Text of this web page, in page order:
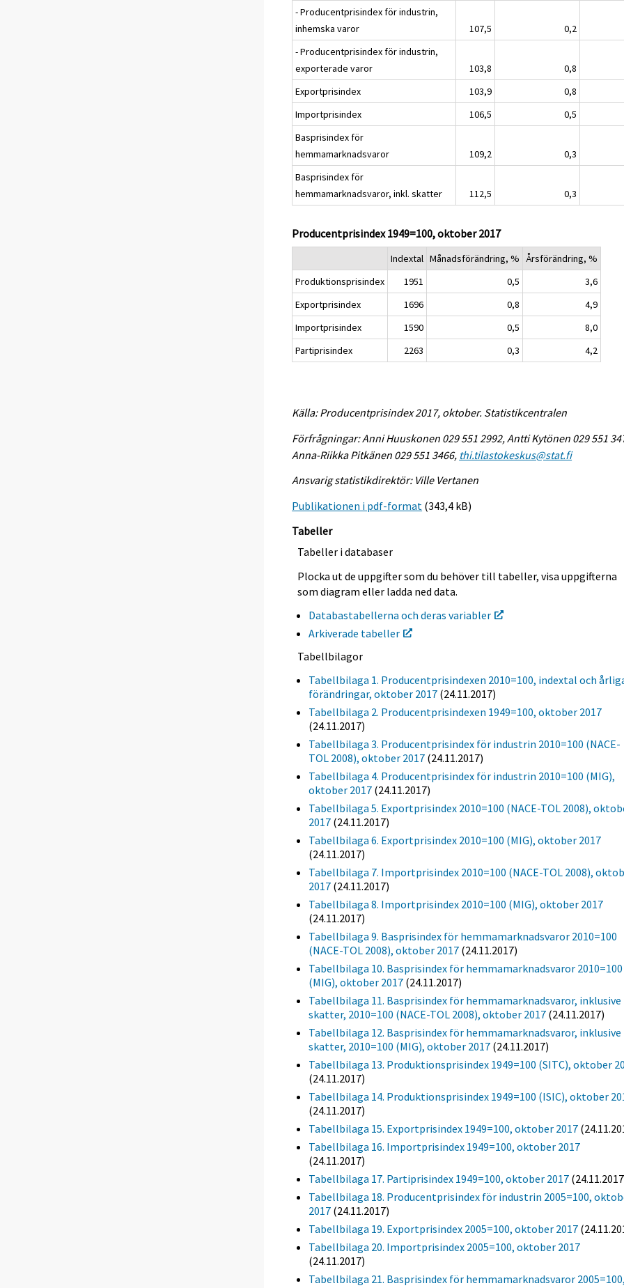
- Producentprisindex för industrin,
inhemska varor
107,5
0,2
- Producentprisindex för industrin,
exporterade varor
103,8
0,8
Exportprisindex
103,9
0,8
Importprisindex
106,5
0,5
Basprisindex för
hemmamarknadsvaror
109,2
0,3
Basprisindex för
hemmamarknadsvaror, inkl. skatter
112,5 0,3
Producentprisindex 1949=100, oktober 2017
Indextal Månadsförändring, % Årsförändring, %
Produktionsprisindex
1951 0,5
3,6
Exportprisindex
1696 0,8
4,9
Importprisindex
1590 0,5
8,0
Partiprisindex
2263 0,3 4,2
Källa: Producentprisindex 2017, oktober. Statistikcentralen
Förfrågningar: Anni Huuskonen 029 551 2992, Antti Kytönen 029 551
Anna-Riikka Pitkänen 029 551 3466, thi.tilastokeskus@stat.fi
Ansvarig statistikdirektör: Ville Vertanen
Publikationen i pdf-format (343,4 kB)
Tabeller
Tabeller i databaser
Plocka ut de uppgifter som du behöver till tabeller, visa uppgifterna
som diagram eller ladda ned data.
Databastabellerna och deras variabler
Arkiverade tabeller
Tabellbilagor
Tabellbilaga 1. Producentprisindexen 2010=100, indextal och
förändringar, oktober 2017 (24.11.2017)
Tabellbilaga 2. Producentprisindexen 1949=100, oktober 2017
(24.11.2017)
Tabellbilaga 3. Producentprisindex för industrin 2010=100 (NACE-
TOL 2008), oktober 2017 (24.11.2017)
Tabellbilaga 4. Producentprisindex för industrin 2010=100 (MIG),
oktober 2017 (24.11.2017)
Tabellbilaga 5. Exportprisindex 2010=100 (NACE-TOL 2008),
2017 (24.11.2017)
Tabellbilaga 6. Exportprisindex 2010=100 (MIG), oktober 2017
(24.11.2017)
Tabellbilaga 7. Importprisindex 2010=100 (NACE-TOL 2008),
2017 (24.11.2017)
Tabellbilaga 8. Importprisindex 2010=100 (MIG), oktober 2017
(24.11.2017)
Tabellbilaga 9. Basprisindex för hemmamarknadsvaror 2010=100
(NACE-TOL 2008), oktober 2017 (24.11.2017)
Tabellbilaga 10. Basprisindex för hemmamarknadsvaror 2010=100
(MIG), oktober 2017 (24.11.2017)
Tabellbilaga 11. Basprisindex för hemmamarknadsvaror, inklusive
skatter, 2010=100 (NACE-TOL 2008), oktober 2017 (24.11.2017)
Tabellbilaga 12. Basprisindex för hemmamarknadsvaror, inklusive
skatter, 2010=100 (MIG), oktober 2017 (24.11.2017)
Tabellbilaga 13. Produktionsprisindex 1949=100 (SITC), oktober
(24.11.2017)
Tabellbilaga 14. Produktionsprisindex 1949=100 (ISIC), oktober
(24.11.2017)
Tabellbilaga 15. Exportprisindex 1949=100, oktober 2017
Tabellbilaga 16. Importprisindex 1949=100, oktober 2017
(24.11.2017)
Tabellbilaga 17. Partiprisindex 1949=100, oktober 2017
Tabellbilaga 18. Producentprisindex för industrin 2005=100,
2017 (24.11.2017)
Tabellbilaga 19. Exportprisindex 2005=100, oktober 2017
Tabellbilaga 20. Importprisindex 2005=100, oktober 2017
(24.11.2017)
Tabellbilaga 21. Basprisindex för hemmamarknadsvaror